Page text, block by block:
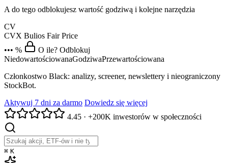
A do tego odblokujesz wartość godziwą i kolejne narzędzia
CV
CVX Bulios Fair Price
••• %
O ile? Odblokuj
NiedowartościowanaGodziwaPrzewartościowana
Członkostwo Black: analizy, screener, newslettery i nieograniczony
StockBot.
Aktywuj 7 dni za darmo Dowiedz się więcej
4.45 · +200K inwestorów w społeczności
⌘ K